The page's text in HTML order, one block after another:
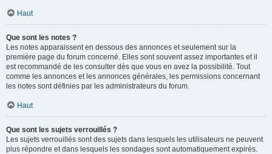
Haut
Que sont les notes ?
Les notes apparaissent en dessous des annonces et seulement sur la
première page du forum concerné. Elles sont souvent assez importantes et il
est recommandé de les consulter dès que vous en avez la possibilité. Tout
comme les annonces et les annonces générales, les permissions concernant
les notes sont définies par les administrateurs du forum.
Haut
Que sont les sujets verrouillés ?
Les sujets verrouillés sont des sujets dans lesquels les utilisateurs ne peuvent
plus répondre et dans lesquels les sondages sont automatiquement expirés.